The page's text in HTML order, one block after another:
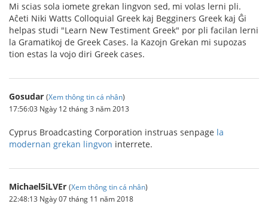
Mi scias sola iomete grekan lingvon sed, mi volas lerni pli.
Aĉeti Niki Watts Colloquial Greek kaj Begginers Greek kaj Ĝi
helpas studi "Learn New Testiment Greek" por pli facilan lerni
la Gramatikoj de Greek Cases. la Kazojn Grekan mi supozas
tion estas la vojo diri Greek cases.
Gosudar (Xem thông tin cá nhân)
17:56:03 Ngày 12 tháng 3 năm 2013
Cyprus Broadcasting Corporation instruas senpage la
modernan grekan lingvon interrete.
Michael5iLVEr (Xem thông tin cá nhân)
22:48:13 Ngày 07 tháng 11 năm 2018